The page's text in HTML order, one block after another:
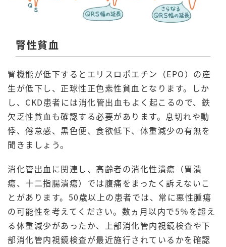
腎性貧血
腎機能が低下するとエリスロポエチン（EPO）の産
生が低下し、正球性正色素性貧血となります。しか
し、CKD患者には消化管出血もよく起こるので、鉄
欠乏性貧血も確認する必要があります。息切れや動
悸、倦怠感、黒色便、食欲低下、体重減少の有無を
聞きましょう。
消化管出血に関連し、高齢者の消化性潰瘍（胃潰
瘍、十二指腸潰瘍）では腹痛をまったく訴えないこ
とがあります。50歳以上の患者では、常に悪性腫瘍
の可能性を考えてください。数ヵ月以内で5％を超え
る体重減少があったか、上部消化管内視鏡検査や下
部消化管内視鏡検査が最近施行されているかを確認